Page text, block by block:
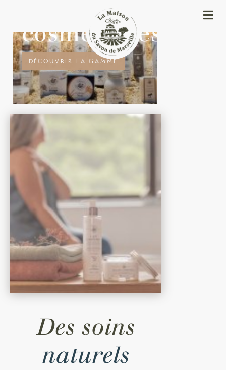
cosmétiques
DÉCOUVRIR LA GAMME
Des soins
naturels